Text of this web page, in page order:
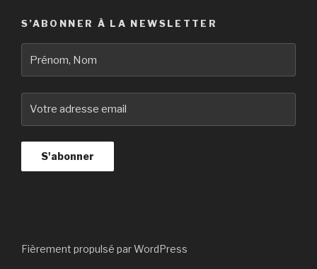
S’ABONNER À LA NEWSLETTER
Fièrement propulsé par WordPress